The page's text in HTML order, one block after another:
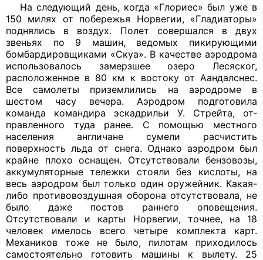
На следующий день, когда «Глориес» был уже в
150 милях от побережья Нор­вегии, «Гладиаторы»
поднялись в воздух. Полет совершался в двух
звеньях по 9 машин, ведомых пикирующими
бомбар­дировщиками «Скуа». В качестве аэро­дрома
использовалось замерзшее озеро Лесяског,
расположенное в 80 км к вос­току от Аандалснес.
Все самолеты при­землились на аэродроме в
шестом часу вечера. Аэродром подготовила
команда командира эскадрильи У. Стрейта, от­
правленного туда ранее. С помощью местного
населения англичане сумели рас­чистить
поверхность льда от снега. Од­нако аэродром был
крайне плохо осна­щен. Отсутствовали бензовозы,
аккуму­ляторные тележки стояли без кислоты, на
весь аэродром был только один оружей­ник. Какая-
либо противовоздушная обо­рона отсутствовала, не
было даже постов раннего оповещения.
Отсутствовали и карты Норвегии, точнее, на 18
человек имелось всего четыре комплекта карт.
Механиков тоже не было, пилотам при­ходилось
самостоятельно готовить ма­шины к вылету. 25